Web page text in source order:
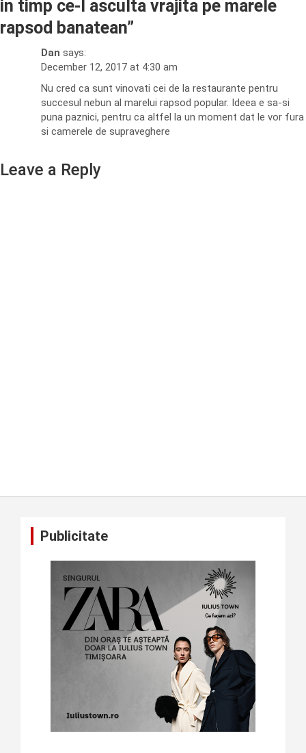
in timp ce-l asculta vrajita pe marele
rapsod banatean”
Dan says:
December 12, 2017 at 4:30 am
Nu cred ca sunt vinovati cei de la restaurante pentru
succesul nebun al marelui rapsod popular. Ideea e sa-si
puna paznici, pentru ca altfel la un moment dat le vor fura
si camerele de supraveghere
Leave a Reply
Publicitate